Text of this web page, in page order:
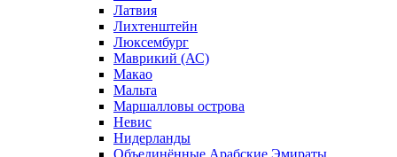
Латвия
Лихтенштейн
Люксембург
Маврикий (АС)
Макао
Мальта
Маршалловы острова
Нeвис
Нидерланды
Объединённые Арабские Эмираты